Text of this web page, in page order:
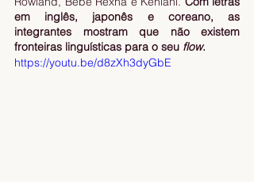
em inglês, japonês e coreano, as
integrantes mostram que não existem
fronteiras linguísticas para o seu flow.
https://youtu.be/d8zXh3dyGbE